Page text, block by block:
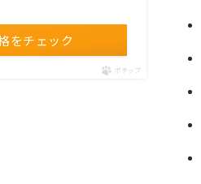
をチェック
ポチップ